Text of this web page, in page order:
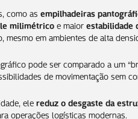
como as empilhadeiras
milimétricoe maiorestabilidade
mesmo em ambientes de alta
pode ser comparado a um
de movimentação sem
elereduz o desgaste da
operações logísticas modernas.